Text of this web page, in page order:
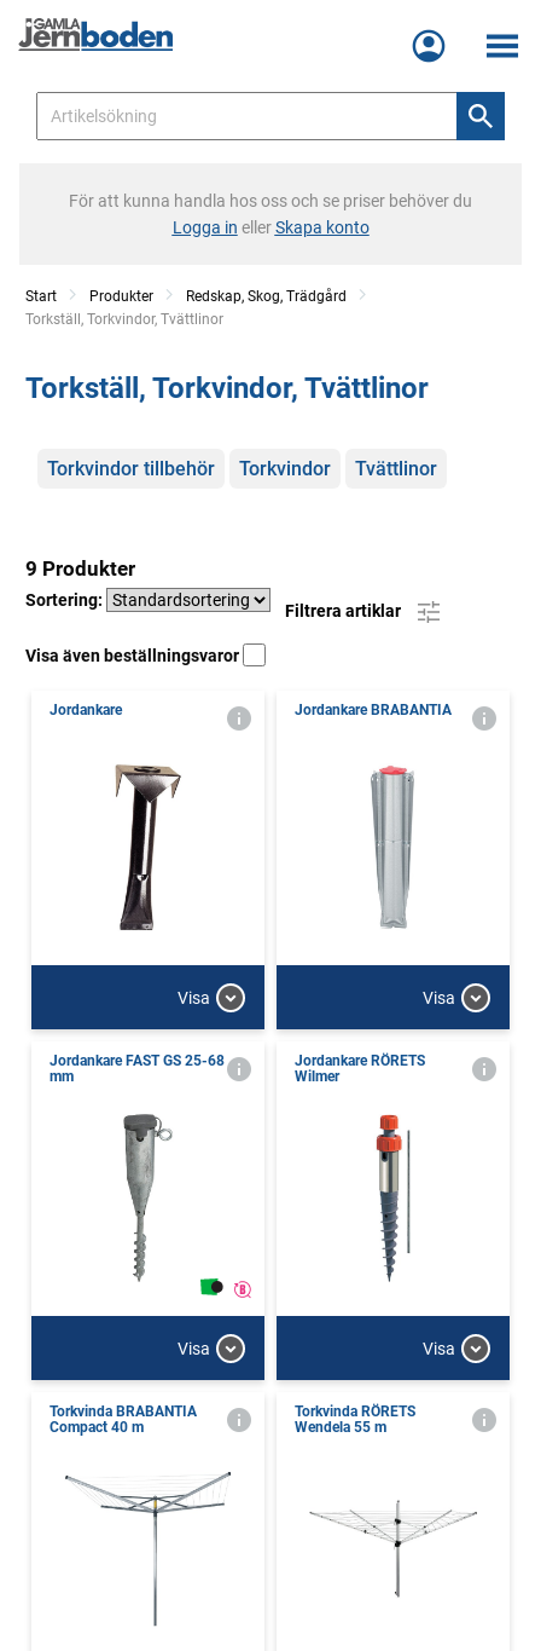
Meny
För att kunna handla hos oss och se priser behöver du
Logga in ellerSkapa konto
Start Produkter
Redskap, Skog, Trädgård
Current:
Torkställ, Torkvindor, Tvättlinor
Torkställ, Torkvindor, Tvättlinor
Kategorier
Torkvindor tillbehör Torkvindor Tvättlinor
9 Produkter
Sortering:
Filtrera artiklar
Visa även beställningsvaror
Jordankare
Visa
Jordankare BRABANTIA
Visa
Jordankare FAST GS 25-68
mm
Visa
Jordankare RÖRETS
Wilmer
Visa
Torkvinda BRABANTIA
Compact 40 m
Torkvinda RÖRETS
Wendela 55 m